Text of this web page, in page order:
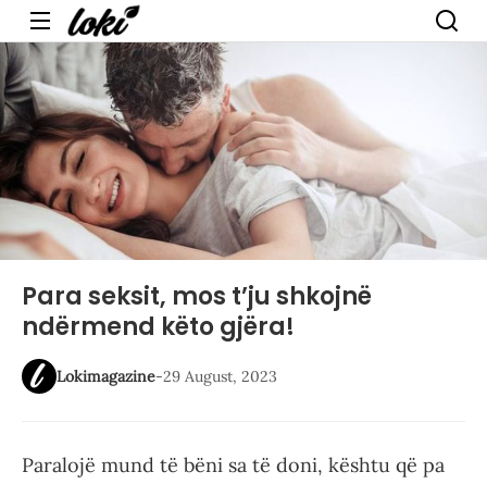
Menu
Para seksit, mos t’ju shkojnë
ndërmend këto gjëra!
Lokimagazine-29 August, 2023
Paralojë mund të bëni sa të doni, kështu që pa